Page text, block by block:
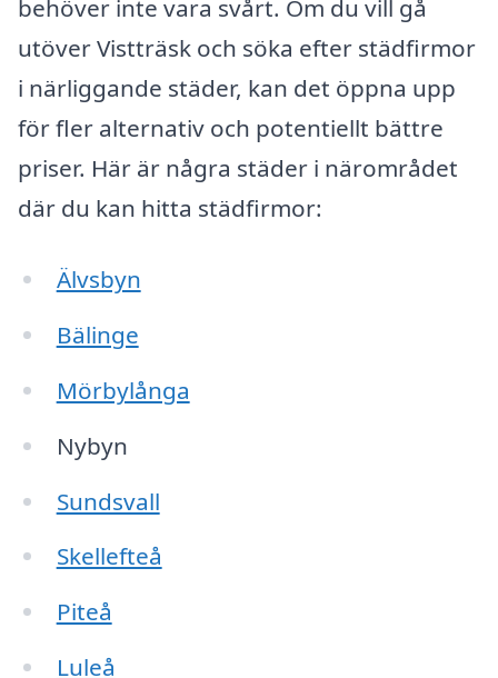
behöver inte vara svårt. Om du vill gå
utöver Vistträsk och söka efter städfirmor
i närliggande städer, kan det öppna upp
för fler alternativ och potentiellt bättre
priser. Här är några städer i närområdet
där du kan hitta städfirmor:
Älvsbyn
Bälinge
Mörbylånga
Nybyn
Sundsvall
Skellefteå
Piteå
Luleå